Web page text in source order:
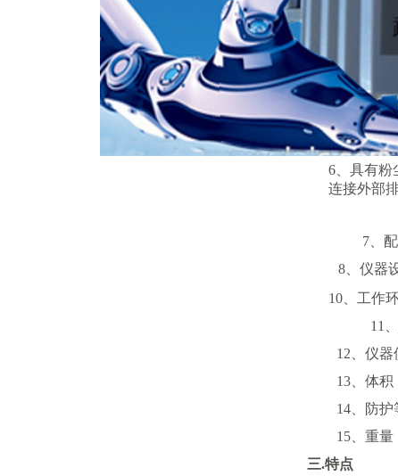
、粉尘
2、粉尘测
3、检测灵
4
、空气
5、
6、具有粉
连接外部
7 、配
8 、仪器
10、工作
11
12 、仪
13、体积
14、防护
15、重量
三.特点